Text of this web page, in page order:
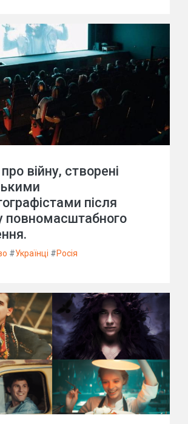
війну, створені
після
повномасштабного
#Українці #Росія